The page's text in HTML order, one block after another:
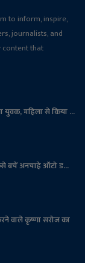
to inform, inspire,
journalists, and
that
महिला से किया ...
बचें अनचाहे ऑटो ड...
वाले कृष्णा सरोज का